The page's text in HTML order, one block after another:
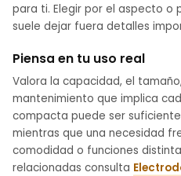
para ti. Elegir por el aspecto o
suele dejar fuera detalles
Piensa en tu uso real
Valora la capacidad, el
mantenimiento que implica
compacta puede ser
mientras que una necesidad
comodidad o funciones
relacionadas consulta